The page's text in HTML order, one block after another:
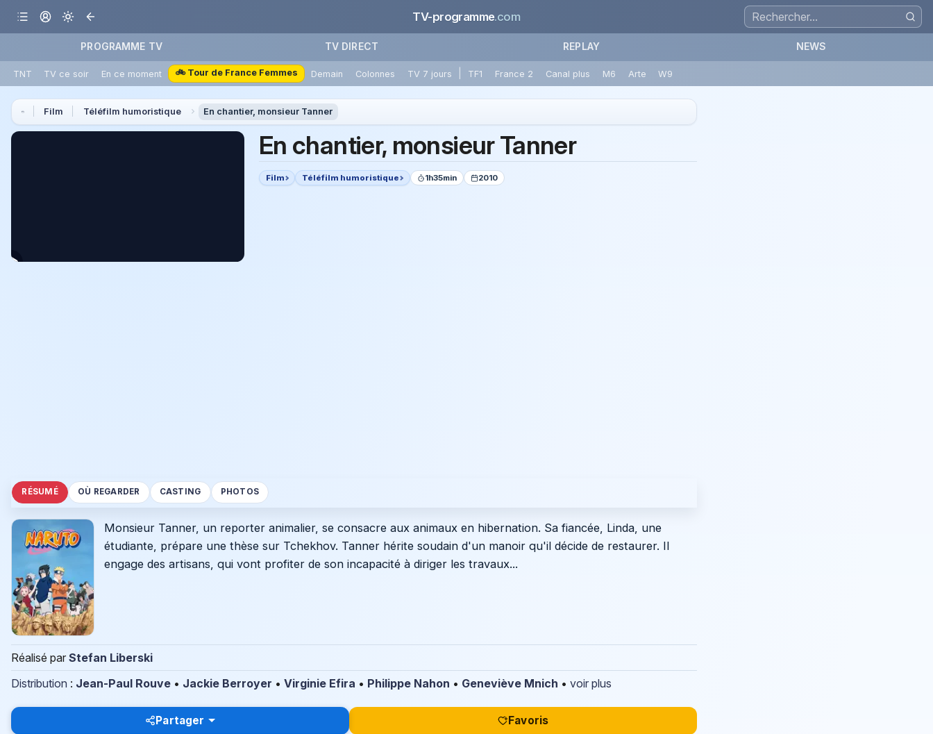
TV-programme.com
PROGRAMME TV TV DIRECT REPLAY NEWS
TNT TV ce soir En ce moment 🚲 Tour de France Femmes Demain Colonnes TV 7 jours TF1 France 2 Canal plus M6 Arte W9
Film Téléfilm humoristique En chantier, monsieur Tanner
En chantier, monsieur Tanner
Film Téléfilm humoristique 1h35min 2010
RÉSUMÉ OÙ REGARDER CASTING PHOTOS
Monsieur Tanner, un reporter animalier, se consacre aux animaux en hibernation. Sa fiancée, Linda, une
étudiante, prépare une thèse sur Tchekhov. Tanner hérite soudain d'un manoir qu'il décide de restaurer. Il
engage des artisans, qui vont profiter de son incapacité à diriger les travaux...
Réalisé par Stefan Liberski
Distribution : Jean-Paul Rouve • Jackie Berroyer • Virginie Efira • Philippe Nahon • Geneviève Mnich • voir plus
Partager Favoris